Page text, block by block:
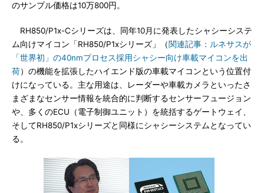
のサンプル価格は10万800円。
RH850/P1x-Cシリーズは、同年10月に発表したシャシーシステ
ム向けマイコン「RH850/P1xシリーズ」（関連記事：ルネサスが
「世界初」の40nmプロセス採用シャシー向け車載マイコンを出
荷）の機能を拡張したハイエンド版の車載マイコンという位置付
けになっている。主な用途は、レーダーや車載カメラといったさ
まざまなセンサー情報を統合的に判断するセンサーフュージョン
や、多くのECU（電子制御ユニット）を統括するゲートウェイ、
そしてRH850/P1xシリーズと同様にシャシーシステムとなってい
る。